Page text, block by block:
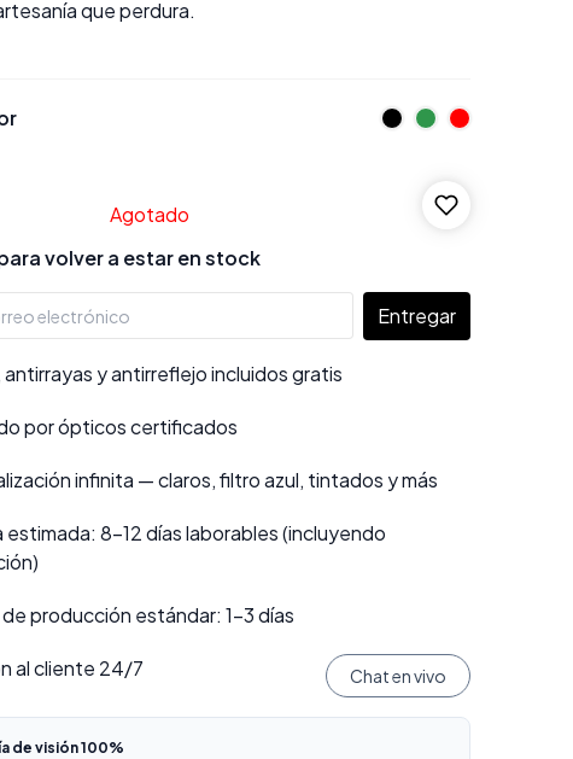
que perdura.
Agotado
volver a estar en stock
Entregar
y antirreflejo incluidos gratis
por ópticos certificados
infinita — claros, filtro azul, tintados y más
estimada: 8–12 días laborables (incluyendo
producción estándar: 1–3 días
al cliente 24/7 Chat en vivo
de visión 100%